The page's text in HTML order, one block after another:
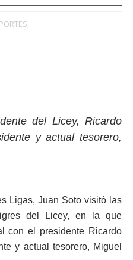
del Licey, Ricardo
y actual tesorero,
Ligas, Juan Soto visitó las
del Licey, en la que
con el presidente Ricardo
y actual tesorero, Miguel